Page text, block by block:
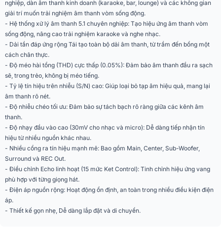
Phân khúc Tiêu chuẩn
Độ nhiễu chéo (Cross
Talk)
65dB (tối thiểu)
Độ nhạy
Trở kháng
Độ nhạy
Trở kháng
Kết nối
OPT
Main Out (L/R)
Center Out
Sub-Woofer Out
nghiệp, dàn âm thanh kinh doanh (karaoke, bar, lounge) và các không gian
giải trí muốn trải nghiệm âm thanh vòm sống động.
- Hệ thống xử lý âm thanh 5.1 chuyên nghiệp: Tạo hiệu ứng âm thanh vòm
sống động, nâng cao trải nghiệm karaoke và nghe nhạc.
- Dải tần đáp ứng rộng Tái tạo toàn bộ dải âm thanh, từ trầm đến bổng một
cách chân thực.
- Độ méo hài tổng (THD) cực thấp (0.05%): Đảm bảo âm thanh đầu ra sạch
sẽ, trong trẻo, không bị méo tiếng.
- Tỷ lệ tín hiệu trên nhiễu (S/N) cao: Giúp loại bỏ tạp âm hiệu quả, mang lại
âm thanh rõ nét.
- Độ nhiễu chéo tối ưu: Đảm bảo sự tách bạch rõ ràng giữa các kênh âm
thanh.
- Độ nhạy đầu vào cao (30mV cho nhạc và micro): Dễ dàng tiếp nhận tín
hiệu từ nhiều nguồn khác nhau.
- Nhiều cổng ra tín hiệu mạnh mẽ: Bao gồm Main, Center, Sub-Woofer,
Surround và REC Out.
- Điều chỉnh Echo linh hoạt (15 mức Ket Control): Tinh chỉnh hiệu ứng vang
phù hợp với từng giọng hát.
- Điện áp nguồn rộng: Hoạt động ổn định, an toàn trong nhiều điều kiện điện
áp.
- Thiết kế gọn nhẹ, Dễ dàng lắp đặt và di chuyển.